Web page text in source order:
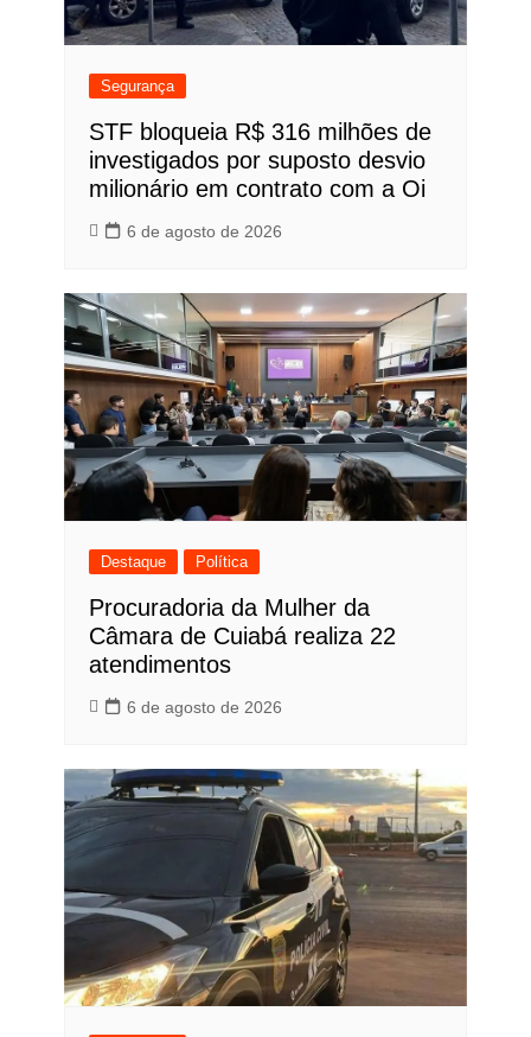
Segurança
STF bloqueia R$ 316 milhões de
investigados por suposto desvio
milionário em contrato com a Oi
6 de agosto de 2026
Destaque Política
Procuradoria da Mulher da
Câmara de Cuiabá realiza 22
atendimentos
6 de agosto de 2026